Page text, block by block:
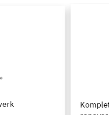
produktsortiment för